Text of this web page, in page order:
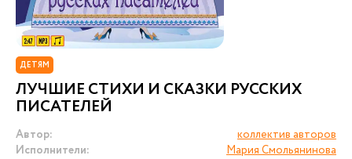
ДЕТЯМ
ЛУЧШИЕ СТИХИ И СКАЗКИ РУССКИХ
ПИСАТЕЛЕЙ
Автор:
коллектив авторов
Исполнители:
Мария Смольянинова